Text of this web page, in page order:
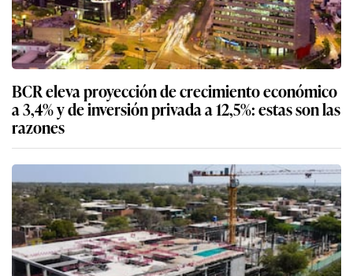
BCR eleva proyección de crecimiento económico
a 3,4% y de inversión privada a 12,5%: estas son las
razones